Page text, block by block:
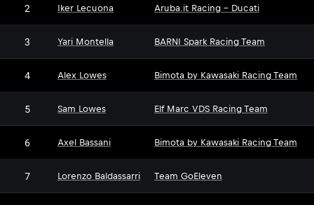
2 Iker Lecuona Aruba.it Racing - Ducati
3 Yari Montella BARNI Spark Racing Team
4 Alex Lowes Bimota by Kawasaki Racing Team
5 Sam Lowes Elf Marc VDS Racing Team
6 Axel Bassani Bimota by Kawasaki Racing Team
7 Lorenzo Baldassarri Team GoEleven